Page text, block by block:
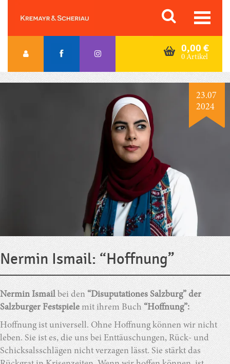
content
Orac K&S
0,00 €
0 Artikel
23.07
2024
Nermin Ismail: “Hoffnung”
Nermin Ismailbei den“Disuputationes Salzburg” der
Salzburger Festspielemit ihrem Buch“Hoffnung”:
Hoffnung ist universell. Ohne Hoffnung können wir nicht
leben. Sie ist es, die uns bei Enttäuschungen, Rück- und
Schicksalsschlägen nicht verzagen lässt. Sie stärkt das